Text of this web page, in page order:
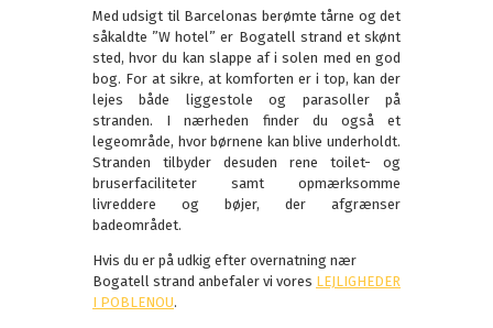
Med udsigt til Barcelonas berømte tårne og det
såkaldte ”W hotel” er Bogatell strand et skønt
sted, hvor du kan slappe af i solen med en god
bog. For at sikre, at komforten er i top, kan der
lejes både liggestole og parasoller på
stranden. I nærheden finder du også et
legeområde, hvor børnene kan blive underholdt.
Stranden tilbyder desuden rene toilet- og
bruserfaciliteter samt opmærksomme
livreddere og bøjer, der afgrænser
badeområdet.
Hvis du er på udkig efter overnatning nær
Bogatell strand anbefaler vi vores LEJLIGHEDER
I POBLENOU.